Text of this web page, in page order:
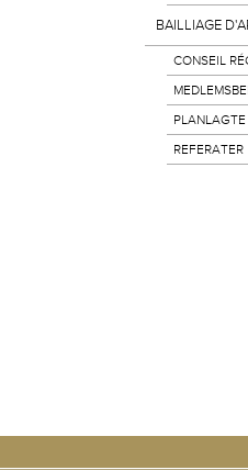
BAILLIAGE
CONSEIL
REFERATER